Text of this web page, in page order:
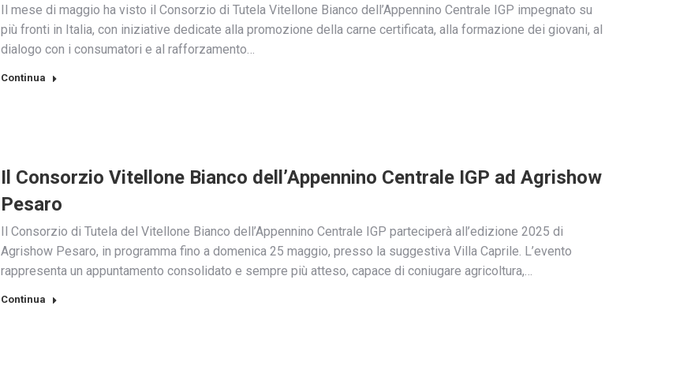
Il mese di maggio ha visto il Consorzio di Tutela Vitellone Bianco dell’Appennino Centrale IGP impegnato su
più fronti in Italia, con iniziative dedicate alla promozione della carne certificata, alla formazione dei giovani, al
dialogo con i consumatori e al rafforzamento…
Continua
Il Consorzio Vitellone Bianco dell’Appennino Centrale IGP ad Agrishow
Pesaro
Il Consorzio di Tutela del Vitellone Bianco dell’Appennino Centrale IGP parteciperà all’edizione 2025 di
Agrishow Pesaro, in programma fino a domenica 25 maggio, presso la suggestiva Villa Caprile. L’evento
rappresenta un appuntamento consolidato e sempre più atteso, capace di coniugare agricoltura,…
Continua